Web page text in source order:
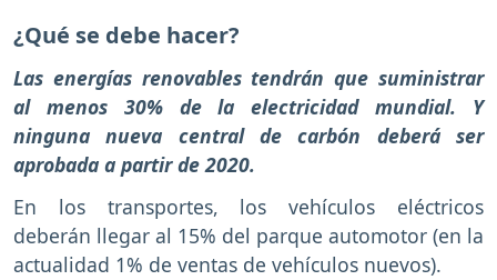
¿Qué se debe hacer?
Las energías renovables tendrán que suministrar
al menos 30% de la electricidad mundial. Y
ninguna nueva central de carbón deberá ser
aprobada a partir de 2020.
En los transportes, los vehículos eléctricos
deberán llegar al 15% del parque automotor (en la
actualidad 1% de ventas de vehículos nuevos).